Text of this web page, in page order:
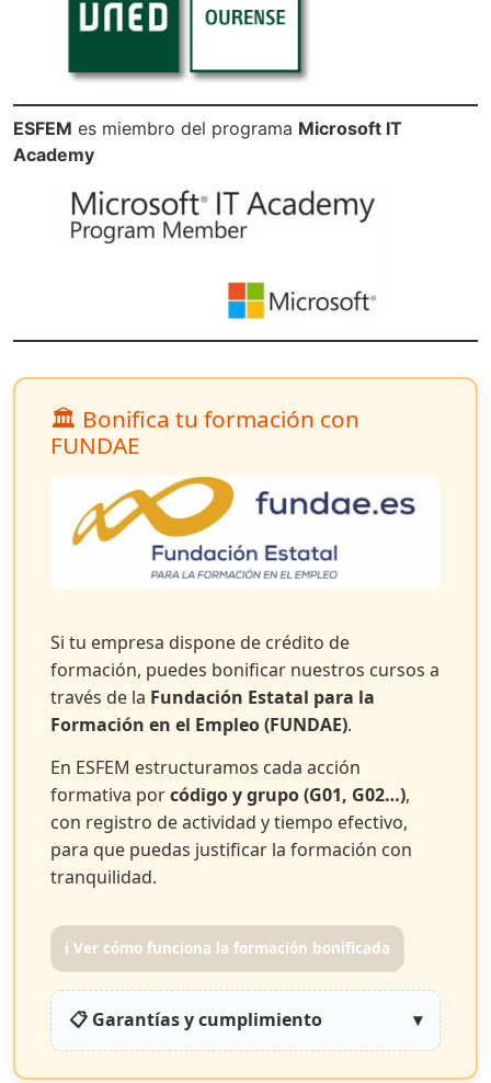
ESFEM es miembro del programa Microsoft IT
Academy
🏛️ Bonifica tu formación con
FUNDAE
Si tu empresa dispone de crédito de
formación, puedes bonificar nuestros cursos a
través de la Fundación Estatal para la
Formación en el Empleo (FUNDAE).
En ESFEM estructuramos cada acción
formativa porcódigo y grupo (G01, G02…),
con registro de actividad y tiempo efectivo,
para que puedas justificar la formación con
tranquilidad.
ℹ️ Ver cómo funciona la formación bonificada
📋 Garantías y cumplimiento ▾